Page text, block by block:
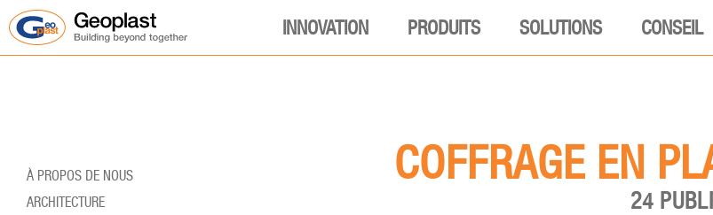
INNOVATION PRODUITS SOLUTIONS CONSEIL
COFFRAGE EN
24
À PROPOS DE NOUS
ARCHITECTURE